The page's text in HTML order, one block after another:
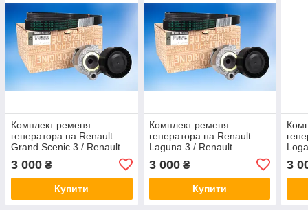
Комплект ременя
генератора на Renault
Grand Scenic 3 / Renault
3 000 ₴
Купити
Комплект ременя
генератора на Renault
Laguna 3 / Renault
3 000₴
Купити
3